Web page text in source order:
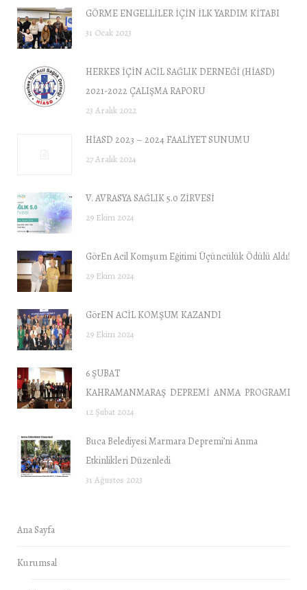
GÖRME ENGELLİLER İÇİN İLK YARDIM KİTABI
31 Ocak 2023
HERKES İÇİN ACİL SAĞLIK DERNEĞİ (HİASD)
2021-2022 ÇALIŞMA RAPORU
23 Aralık 2022
HİASD 2023 – 2024 FAALİYET SUNUMU
27 Aralık 2024
V. AVRASYA SAĞLIK 5.0 ZİRVESİ
29 Ekim 2024
GörEn Acil Komşum Eğitimi Üçüncülük Ödülü Aldı!
29 Ekim 2024
GörEN ACİL KOMŞUM KAZANDI
29 Ekim 2024
6 ŞUBAT
KAHRAMANMARAŞ DEPREMİ ANMA PROGRAMI
12 Şubat 2024
Buca Belediyesi Marmara Depremi’ni Anma
Etkinlikleri Düzenledi
31 Ağustos 2023
Ana Sayfa
Kurumsal